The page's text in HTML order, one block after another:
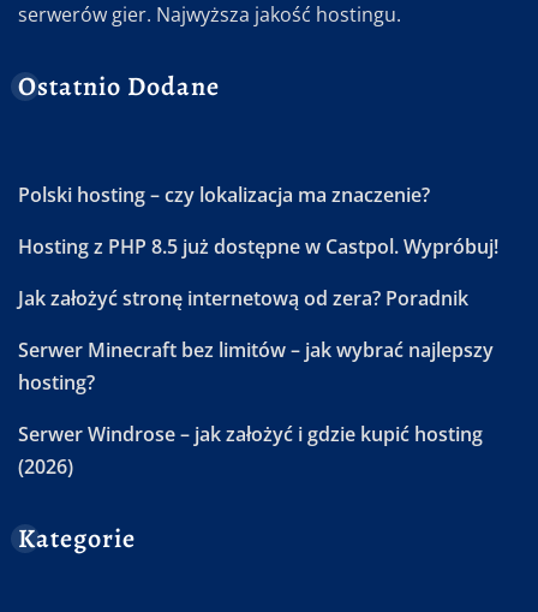
serwerów gier. Najwyższa jakość hostingu.
Ostatnio Dodane
Polski hosting – czy lokalizacja ma znaczenie?
Hosting z PHP 8.5 już dostępne w Castpol. Wypróbuj!
Jak założyć stronę internetową od zera? Poradnik
Serwer Minecraft bez limitów – jak wybrać najlepszy
hosting?
Serwer Windrose – jak założyć i gdzie kupić hosting
(2026)
Kategorie